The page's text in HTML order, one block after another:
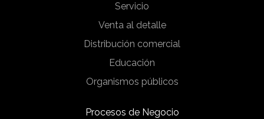
Servicio
Venta al detalle
Distribución comercial
Educación
Organismos públicos
Procesos de Negocio